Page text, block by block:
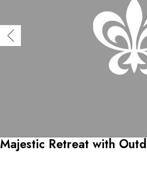
Majestic Retreat with